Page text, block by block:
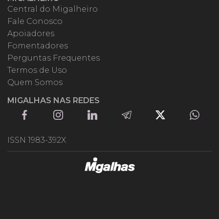
Central do Migalheiro
Fale Conosco
Apoiadores
Fomentadores
Perguntas Frequentes
Termos de Uso
Quem Somos
MIGALHAS NAS REDES
ISSN 1983-392X